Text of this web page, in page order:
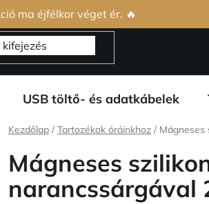
ma éjfélkor véget ér. 🔥
feltételek Rólunk és garanciáink
USB töltő- és adatkábelek
Kezdőlap / Tartozékok óráinkhoz / Mágneses
Mágneses
narancssárgával